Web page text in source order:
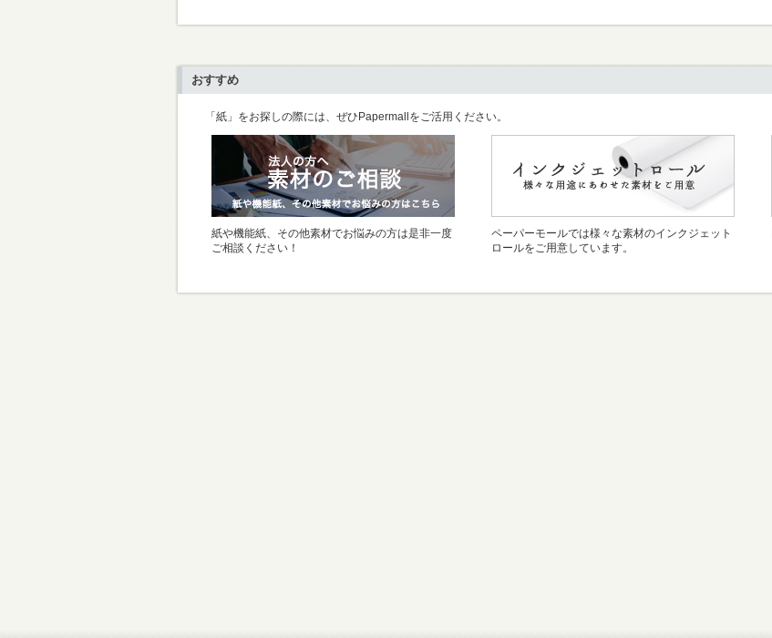
おすすめ
「紙」をお探しの際には、ぜひPapermallをご活用ください。
紙や機能紙、その他素材でお悩みの方は是非一度
ご相談ください！
ペーパーモールでは様々な素材のインクジェット
ロールをご用意しています。